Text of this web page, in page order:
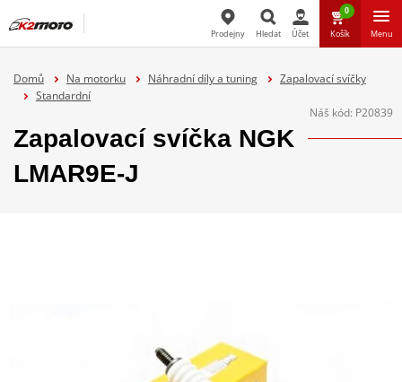
Hledat
Prodejny Hledat Účet
0
Košík Menu
Domů Na motorku Náhradní díly a tuning
Zapalovací svíčky
Standardní
Náš kód: P20839
Zapalovací svíčka NGK
LMAR9E-J